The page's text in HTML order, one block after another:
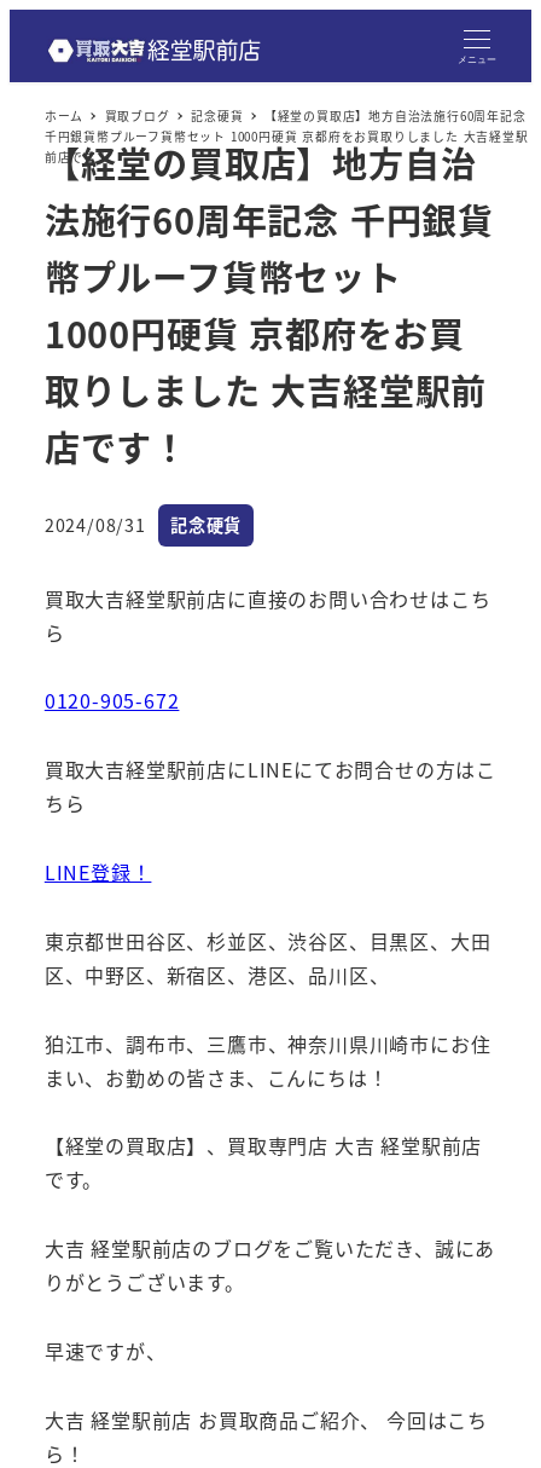
メニュー
ホーム 買取ブログ 記念硬貨
【経堂の買取店】地方自治法施行60周年記念
千円銀貨幣プルーフ貨幣セット 1000円硬貨 京都府をお買取りしました 大吉経堂駅
前店です！
【経堂の買取店】地方自治
法施行60周年記念 千円銀貨
幣プルーフ貨幣セット
1000円硬貨 京都府をお買
取りしました 大吉経堂駅前
店です！
投稿日
2024/08/31 カテゴリー
記念硬貨
買取大吉経堂駅前店に直接のお問い合わせはこち
ら
0120-905-672
買取大吉経堂駅前店にLINEにてお問合せの方はこ
ちら
LINE登録！
東京都世田谷区、杉並区、渋谷区、目黒区、大田
区、中野区、新宿区、港区、品川区、
狛江市、調布市、三鷹市、神奈川県川崎市にお住
まい、お勤めの皆さま、こんにちは！
【経堂の買取店】、買取専門店 大吉 経堂駅前店
です。
大吉 経堂駅前店のブログをご覧いただき、誠にあ
りがとうございます。
早速ですが、
大吉 経堂駅前店 お買取商品ご紹介、 今回はこち
ら！